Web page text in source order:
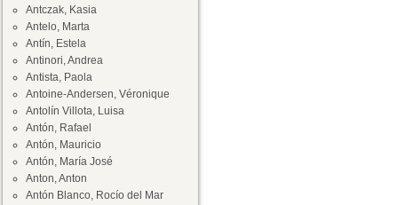
Antczak, Kasia
Antelo, Marta
Antín, Estela
Antinori, Andrea
Antista, Paola
Antoine-Andersen, Véronique
Antolín Villota, Luisa
Antón, Rafael
Antón, Mauricio
Antón, María José
Anton, Anton
Antón Blanco, Rocío del Mar